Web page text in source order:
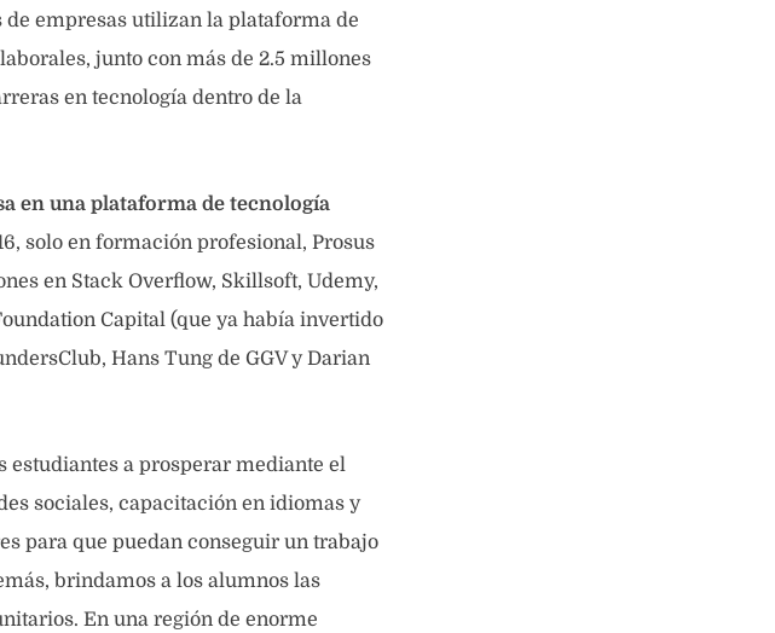
empresas utilizan la plataforma de
junto con más de 2.5 millones
en tecnología dentro de la
en una plataforma de tecnología
solo en formación profesional, Prosus
en Stack Overflow, Skillsoft, Udemy,
Capital (que ya había invertido
Hans Tung de GGV y Darian
estudiantes a prosperar mediante el
sociales, capacitación en idiomas y
para que puedan conseguir un trabajo
brindamos a los alumnos las
En una región de enorme